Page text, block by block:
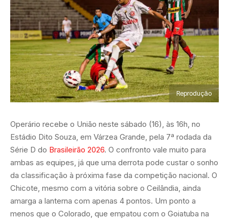
Reprodução
Operário recebe o União neste sábado (16), às 16h, no
Estádio Dito Souza, em Várzea Grande, pela 7ª rodada da
Série D do Brasileirão 2026. O confronto vale muito para
ambas as equipes, já que uma derrota pode custar o sonho
da classificação à próxima fase da competição nacional. O
Chicote, mesmo com a vitória sobre o Ceilândia, ainda
amarga a lanterna com apenas 4 pontos. Um ponto a
menos que o Colorado, que empatou com o Goiatuba na